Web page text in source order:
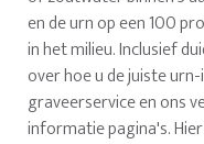
en de urn op een 100
in het milieu. Inclusief
over hoe u de juiste
graveerservice en ons
informatie pagina's.